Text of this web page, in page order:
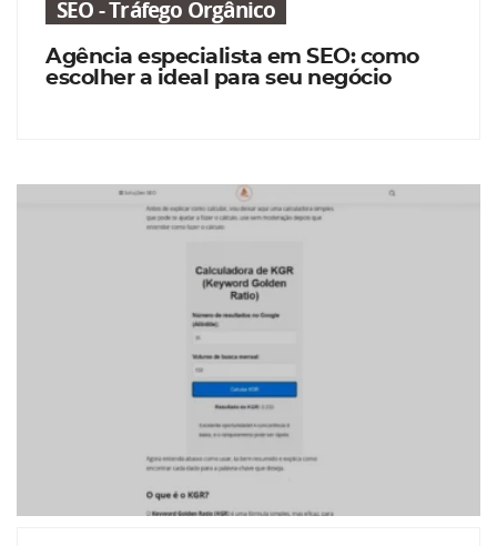
SEO - Tráfego Orgânico
Agência especialista em SEO: como
escolher a ideal para seu negócio